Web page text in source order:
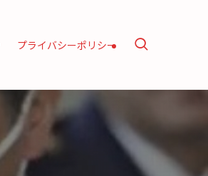
プライバシーポリシー